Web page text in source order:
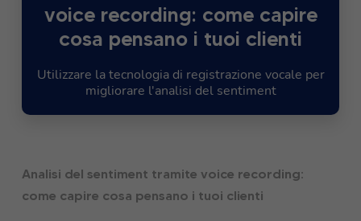
voice recording: come capire
cosa pensano i tuoi clienti
Utilizzare la tecnologia di registrazione vocale per
migliorare l'analisi del sentiment
Analisi del sentiment tramite voice recording:
come capire cosa pensano i tuoi clienti